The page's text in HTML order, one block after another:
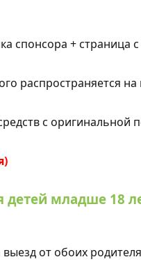
спонсора +
распространяется
с
детей младше 18
от обоих